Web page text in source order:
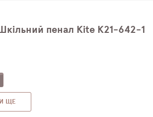
пенал Kite K21-642-1
ЩЕ